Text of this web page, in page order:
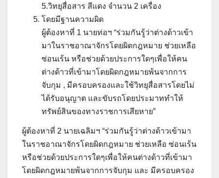
5.วิทยุสื่อสาร สีแดง จำนวน 2 เครื่อง
โดยมีฐานความผิด
ผู้ต้องหาที่ 1 นายท่อฯ “ร่วมกันรู้ว่าต่างด้าวเข้า
มาในราชอาณาจักรโดยผิดกฎหมาย ช่วยเหลือ
ซ่อนเร้น หรือช่วยด้วยประการใดๆเพื่อให้คน
ต่างด้าวที่เข้ามาโดยผิดกฎหมายพ้นจากการ
จับกุม , มีครอบครองและใช้วิทยุสื่อสารโดยไม่
ได้รับอนุญาต และขับรถโดยประมาททำให้
ทรัพย์สินของทางราชการเสียหาย”
ผู้ต้องหาที่ 2 นายเฉลิมฯ “ร่วมกันรู้ว่าต่างด้าวเข้ามา
ในราชอาณาจักรโดยผิดกฎหมาย ช่วยเหลือ ซ่อนเร้น
หรือช่วยด้วยประการใดๆเพื่อให้คนต่างด้าวที่เข้ามา
โดยผิดกฎหมายพ้นจากการจับกุม และ มีครอบครอง